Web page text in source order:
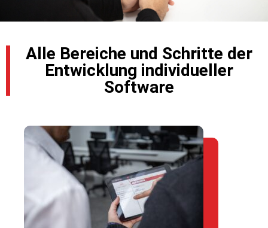
Alle Bereiche und Schritte der
Entwicklung individueller
Software